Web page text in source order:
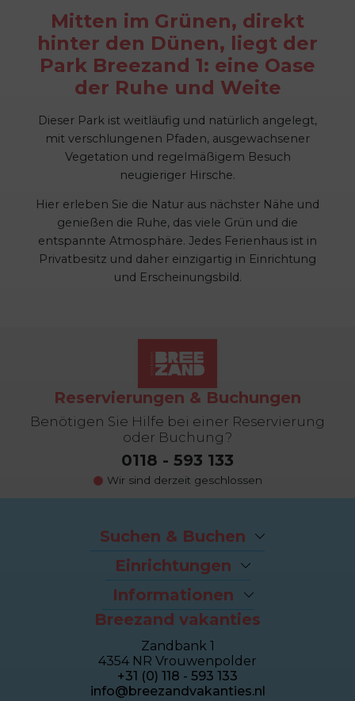
Mitten im Grünen, direkt
hinter den Dünen, liegt der
Park Breezand 1: eine Oase
der Ruhe und Weite
Dieser Park ist weitläufig und natürlich angelegt,
mit verschlungenen Pfaden, ausgewachsener
Vegetation und regelmäßigem Besuch
neugieriger Hirsche.
Hier erleben Sie die Natur aus nächster Nähe und
genießen die Ruhe, das viele Grün und die
entspannte Atmosphäre. Jedes Ferienhaus ist in
Privatbesitz und daher einzigartig in Einrichtung
und Erscheinungsbild.
Reservierungen & Buchungen
Benötigen Sie Hilfe bei einer Reservierung
oder Buchung?
0118 - 593 133
Wir sind derzeit geschlossen
Suchen & Buchen
Angebote
Last-Minutes
Ferienhäuser
Ferienwohnungen
Sealofts
Gruppenhäuser
Duinhotel
Einrichtungen
Der Strand
Fahrradverleih
Brasserie Dune
Breezand Gym
Massage en Beauty
Tennisplatz
Informationen
Kontakt und Adresse
Eigentümer Dashboard
Über Breezand
Giftcard
Jobs by Breezand
Breezand vakanties
Zandbank 1
4354 NR Vrouwenpolder
+31 (0) 118 - 593 133
info@breezandvakanties.nl